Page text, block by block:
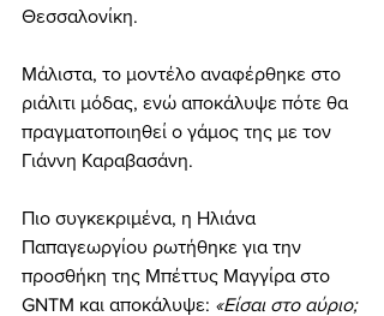
Θεσσαλονίκη.
Μάλιστα, το μοντέλο αναφέρθηκε στο
ριάλιτι μόδας, ενώ αποκάλυψε πότε θα
πραγματοποιηθεί ο γάμος της με τον
Γιάννη Καραβασάνη.
Πιο συγκεκριμένα, η Ηλιάνα
Παπαγεωργίου ρωτήθηκε για την
προσθήκη της Μπέττυς Μαγγίρα στο
GNTM και αποκάλυψε: «Είσαι στο αύριο;